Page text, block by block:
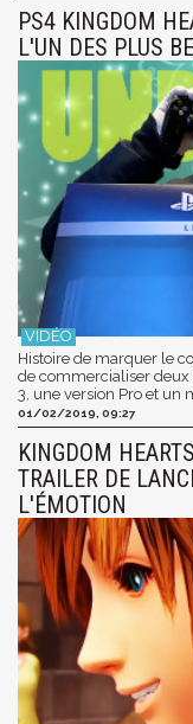
PS4 KINGDOM
L'UN DES PLUS
Histoire de marquer le
de commercialiser deux
3, une version Pro et un
01/02/2019, 09:27
KINGDOM
TRAILER DE
L'ÉMOTION